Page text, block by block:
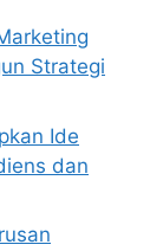
Strategi
Ide
dan